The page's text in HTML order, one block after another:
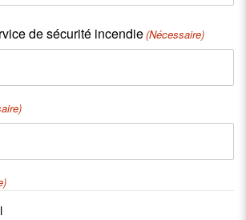
de sécurité incendie(Nécessaire)